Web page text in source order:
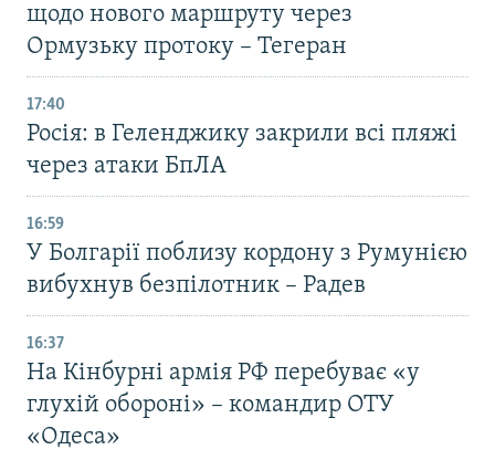
щодо нового маршруту через
Ормузьку протоку – Тегеран
17:40
Росія: в Геленджику закрили всі пляжі
через атаки БпЛА
16:59
У Болгарії поблизу кордону з Румунією
вибухнув безпілотник – Радев
16:37
На Кінбурні армія РФ перебуває «у
глухій обороні» – командир ОТУ
«Одеса»